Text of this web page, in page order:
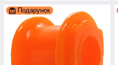
Подарунок